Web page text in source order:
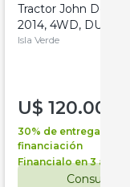
Tractor John Deere
2014, 4WD, DUAL
Isla Verde
U$ 120.000
30% de entrega +
financiación
Financialo en 3 años
Consultar